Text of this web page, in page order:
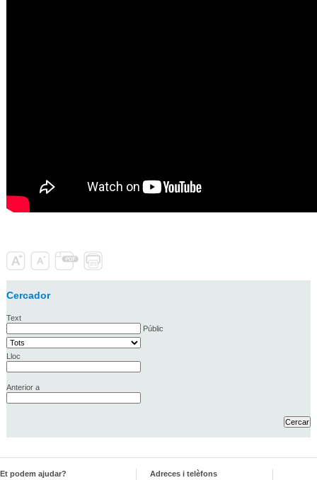
Cercador
Text
Públic
Lloc
Anterior a
Et podem ajudar?
Adreces i telèfons